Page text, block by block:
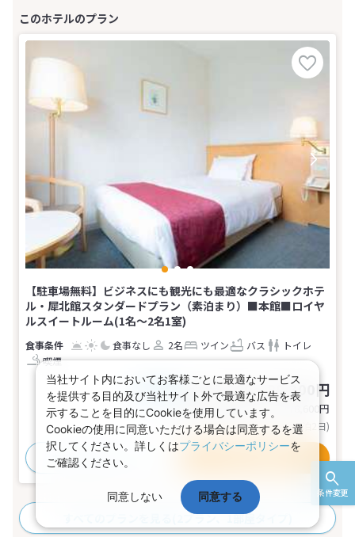
条件変更
【駐車場無料】ビジネスにも観光にも最適なクラシックホテ
ル・犀北館スタンダードプラン（素泊まり）■本館■ロイヤ
ルスイートルーム(1名～2名1室)
食事なし 2名 ツイン バス
トイレ
喫煙
おとな1名 税込82,300～89,300円
基本代金合計164,600〜178,600 円
(おとな2名 こども0名・1部屋/1泊2日)
おすすめポイント
(2プラン、1部屋タイプ)
当社サイト内においてお客様ごとに最適なサービス
を提供する目的及び当社サイト外で最適な広告を表
示することを目的にCookieを使用しています。
Cookieの使用に同意いただける場合は同意するを選
択してください。詳しくはプライバシーポリシーを
ご確認ください。
同意しない 同意する